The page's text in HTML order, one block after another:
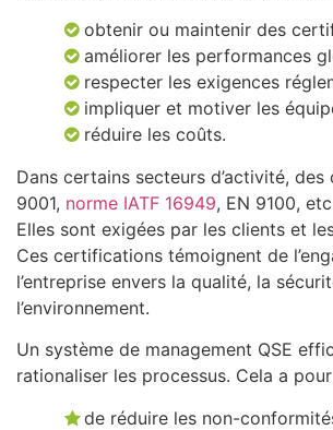
obtenir ou maintenir des
améliorer les performances
respecter les exigences
impliquer et motiver les
réduire les coûts.
Dans certains secteurs d’activité,
9001, norme IATF 16949, EN 9100,
Elles sont exigées par les clients et
Ces certifications témoignent de
l’entreprise envers la qualité, la
l’environnement.
Un système de management QSE
rationaliser les processus. Cela a
de réduire les non-